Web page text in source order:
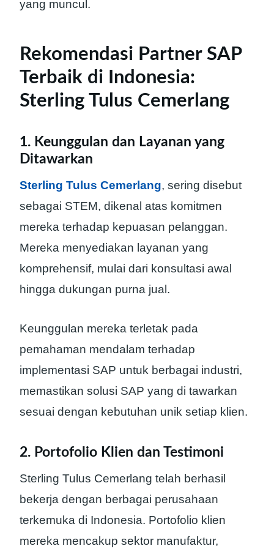
yang muncul.
Rekomendasi Partner SAP
Terbaik di Indonesia:
Sterling Tulus Cemerlang
1. Keunggulan dan Layanan yang
Ditawarkan
Sterling Tulus Cemerlang, sering disebut
sebagai STEM, dikenal atas komitmen
mereka terhadap kepuasan pelanggan.
Mereka menyediakan layanan yang
komprehensif, mulai dari konsultasi awal
hingga dukungan purna jual.
Keunggulan mereka terletak pada
pemahaman mendalam terhadap
implementasi SAP untuk berbagai industri,
memastikan solusi SAP yang di tawarkan
sesuai dengan kebutuhan unik setiap klien.
2. Portofolio Klien dan Testimoni
Sterling Tulus Cemerlang telah berhasil
bekerja dengan berbagai perusahaan
terkemuka di Indonesia. Portofolio klien
mereka mencakup sektor manufaktur,